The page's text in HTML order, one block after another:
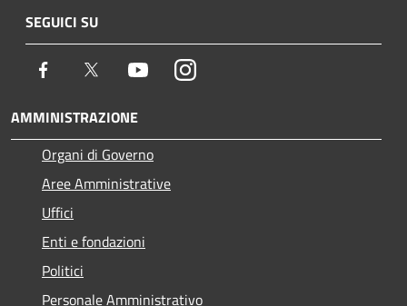
SEGUICI SU
Facebook Twitter YoutubeInstagram
AMMINISTRAZIONE
Organi di Governo
Aree Amministrative
Uffici
Enti e fondazioni
Politici
Personale Amministrativo